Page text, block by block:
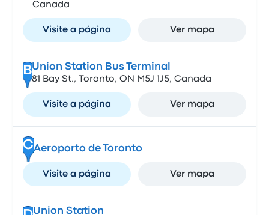
Canada
Visite a página Ver mapa
BUnion Station Bus Terminal
81 Bay St., Toronto, ON M5J 1J5, Canada
Visite a página Ver mapa
CAeroporto de Toronto
Visite a página Ver mapa
Union Station